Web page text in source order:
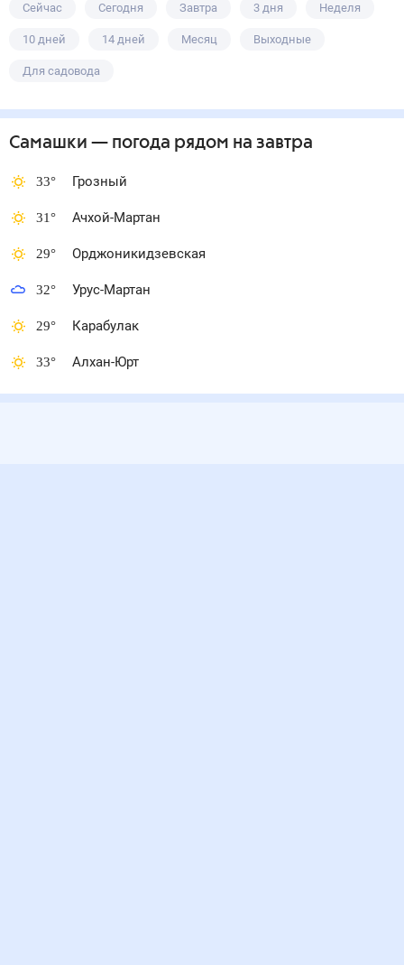
Сейчас Сегодня Завтра 3 дня Неделя
10 дней 14 дней Месяц Выходные
Для садовода
Самашки — погода рядом на завтра
33° Грозный
31° Ачхой-Мартан
29° Орджоникидзевская
32° Урус-Мартан
29° Карабулак
33° Алхан-Юрт